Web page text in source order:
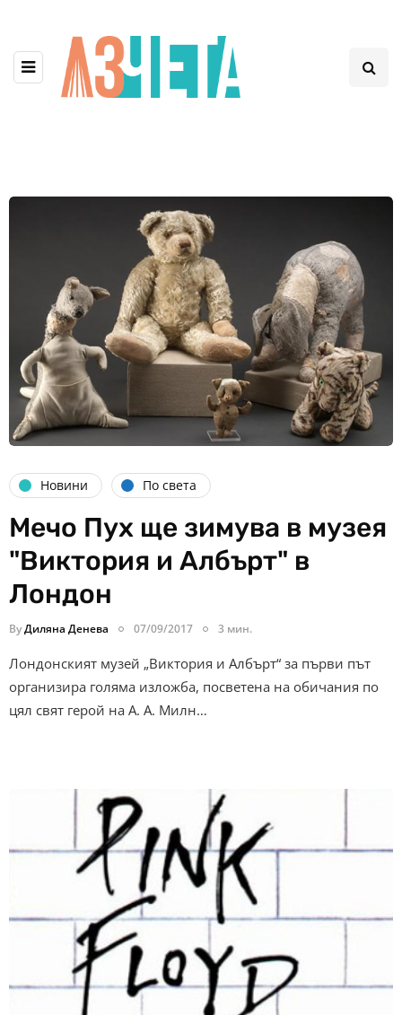
Новини По света
Мечо Пух ще зимува в музея
"Виктория и Албърт" в
Лондон
ByДиляна Денева 07/09/2017 3 мин.
Лондонският музей „Виктория и Албърт“ за първи път
организира голяма изложба, посветена на обичания по
цял свят герой на А. А. Милн…